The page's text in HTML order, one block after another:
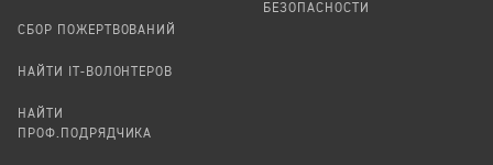
СБОР ПОЖЕРТВОВАНИЙ
НАЙТИ IT-ВОЛОНТЕРОВ
НАЙТИ
ПРОФ.ПОДРЯДЧИКА
БЕЗОПАСНОСТИ